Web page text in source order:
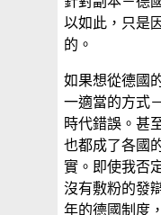
以如此，只是
的。
如果想從德國
一適當的方式
時代錯誤。甚
也都成了各國
實。即使我否
沒有敷粉的發
年的德國制度